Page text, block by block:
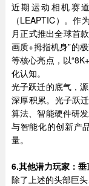
近期运动相机赛
（LEAPTIC）。
月正式推出全球首
画质+拇指机身”的
等核心亮点，以
化认知。
光子跃迁的底气，
深厚积累。光子跃
算法、智能硬件研
与智能化的创新产
量。
6.其他潜力玩家：
除了上述的头部巨